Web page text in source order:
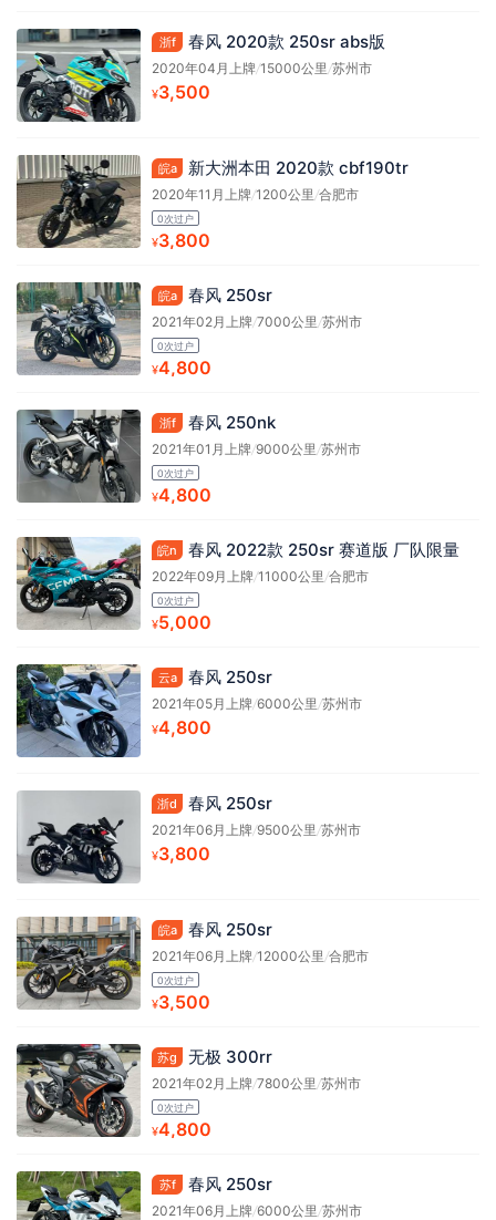
浙f 春风 2020款 250sr abs版
2020年04月上牌/15000公里/苏州市
¥3,500
皖a 新大洲本田 2020款 cbf190tr
2020年11月上牌/1200公里/合肥市
0次过户
¥3,800
皖a 春风 250sr
2021年02月上牌/7000公里 /苏州市
0次过户
¥4,800
浙f 春风 250nk
2021年01月上牌/9000公里 /苏州市
0次过户
¥4,800
皖n 春风 2022款 250sr 赛道版 厂队限量
2022年09月上牌/11000公里 /合肥市
0次过户
¥5,000
云a 春风 250sr
2021年05月上牌/6000公里 /苏州市
¥4,800
浙d 春风 250sr
2021年06月上牌/9500公里 /苏州市
¥3,800
皖a 春风 250sr
2021年06月上牌/12000公里 /合肥市
0次过户
¥3,500
苏g 无极 300rr
2021年02月上牌/7800公里 /苏州市
0次过户
¥4,800
苏f 春风 250sr
2021年06月上牌/6000公里 /苏州市